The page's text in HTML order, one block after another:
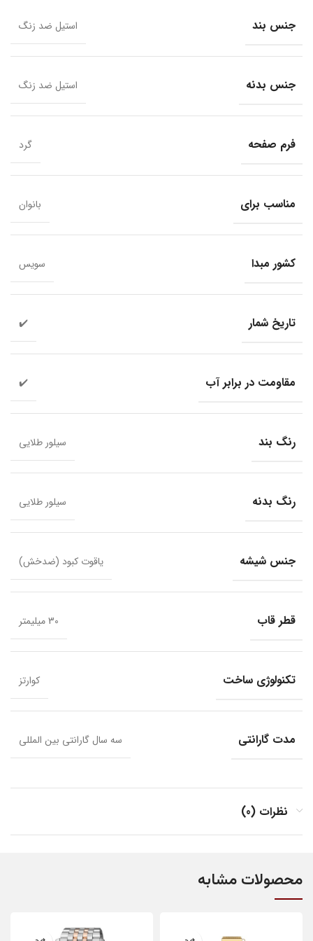
جنس بند استیل ضد زنگ
جنس بدنه استیل ضد زنگ
فرم صفحه گرد
مناسب برای بانوان
کشور مبدا سویس
تاریخ شمار ✔️
مقاومت در برابر آب ✔️
رنگ بند سیلور طلایی
رنگ بدنه سیلور طلایی
جنس شیشه یاقوت کبود (ضدخش)
قطر قاب 30 میلیمتر
تکنولوژی ساخت کوارتز
مدت گارانتی سه سال گارانتی بین المللی
نظرات (0)
محصولات مشابه